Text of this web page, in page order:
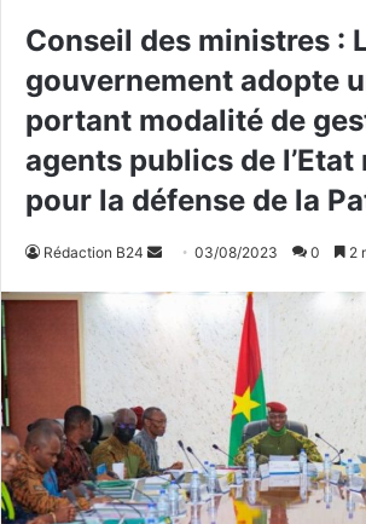
Conseil des ministres :
gouvernement adopte
portant modalité de
agents publics de
pour la défense de la
Rédaction B24
r
n
c
03/08/2023 0 2